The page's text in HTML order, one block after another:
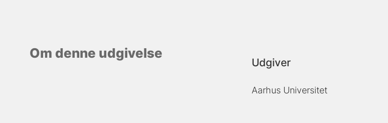
Om denne udgivelse
Udgiver
Aarhus Universitet